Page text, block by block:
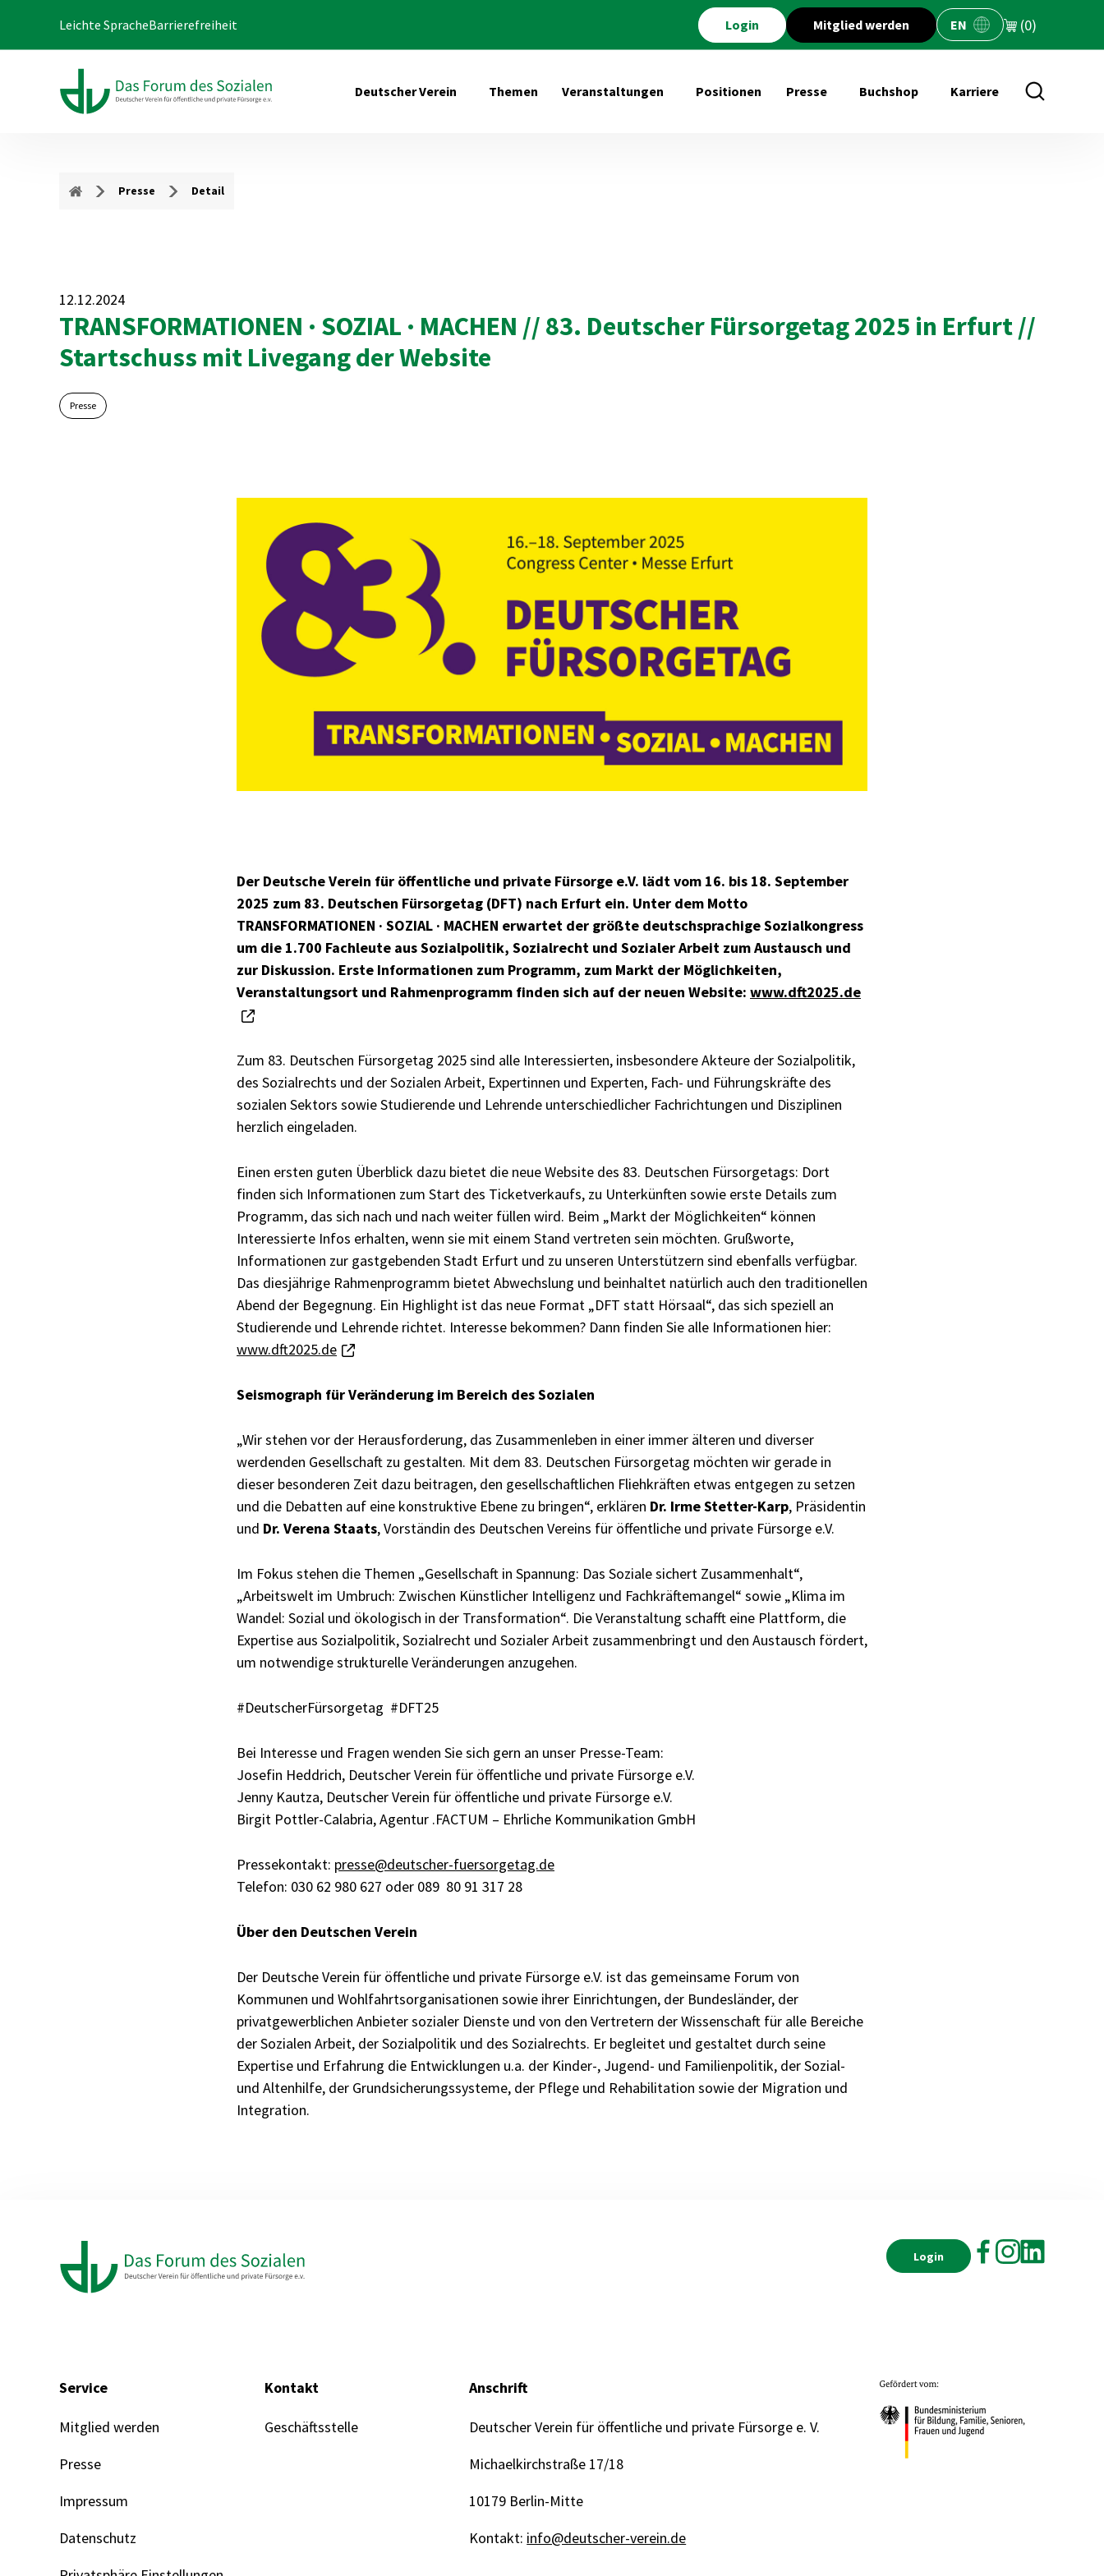
Leichte SpracheBarrierefreiheit Login Mitglied werden EN (0)
Deutscher Verein Themen Veranstaltungen Positionen Presse Buchshop
Untermenü öffnen für
Karriere
Presse Detail
12.12.2024
TRANSFORMATIONEN · SOZIAL · MACHEN // 83. Deutscher Fürsorgetag 2025 in Erfurt //
Startschuss mit Livegang der Website
Presse
Der Deutsche Verein für öffentliche und private Fürsorge e.V. lädt vom 16. bis 18. September
2025 zum 83. Deutschen Fürsorgetag (DFT) nach Erfurt ein. Unter dem Motto
TRANSFORMATIONEN · SOZIAL · MACHEN erwartet der größte deutschsprachige Sozialkongress
um die 1.700 Fachleute aus Sozialpolitik, Sozialrecht und Sozialer Arbeit zum Austausch und
zur Diskussion. Erste Informationen zum Programm, zum Markt der Möglichkeiten,
Veranstaltungsort und Rahmenprogramm finden sich auf der neuen Website: www.dft2025.de
Zum 83. Deutschen Fürsorgetag 2025 sind alle Interessierten, insbesondere Akteure der Sozialpolitik,
des Sozialrechts und der Sozialen Arbeit, Expertinnen und Experten, Fach- und Führungskräfte des
sozialen Sektors sowie Studierende und Lehrende unterschiedlicher Fachrichtungen und Disziplinen
herzlich eingeladen.
Einen ersten guten Überblick dazu bietet die neue Website des 83. Deutschen Fürsorgetags: Dort
finden sich Informationen zum Start des Ticketverkaufs, zu Unterkünften sowie erste Details zum
Programm, das sich nach und nach weiter füllen wird. Beim „Markt der Möglichkeiten“ können
Interessierte Infos erhalten, wenn sie mit einem Stand vertreten sein möchten. Grußworte,
Informationen zur gastgebenden Stadt Erfurt und zu unseren Unterstützern sind ebenfalls verfügbar.
Das diesjährige Rahmenprogramm bietet Abwechslung und beinhaltet natürlich auch den traditionellen
Abend der Begegnung. Ein Highlight ist das neue Format „DFT statt Hörsaal“, das sich speziell an
Studierende und Lehrende richtet. Interesse bekommen? Dann finden Sie alle Informationen hier:
www.dft2025.de
Seismograph für Veränderung im Bereich des Sozialen
„Wir stehen vor der Herausforderung, das Zusammenleben in einer immer älteren und diverser
werdenden Gesellschaft zu gestalten. Mit dem 83. Deutschen Fürsorgetag möchten wir gerade in
dieser besonderen Zeit dazu beitragen, den gesellschaftlichen Fliehkräften etwas entgegen zu setzen
und die Debatten auf eine konstruktive Ebene zu bringen“, erklären Dr. Irme Stetter-Karp, Präsidentin
und Dr. Verena Staats, Vorständin des Deutschen Vereins für öffentliche und private Fürsorge e.V.
Im Fokus stehen die Themen „Gesellschaft in Spannung: Das Soziale sichert Zusammenhalt“,
„Arbeitswelt im Umbruch: Zwischen Künstlicher Intelligenz und Fachkräftemangel“ sowie „Klima im
Wandel: Sozial und ökologisch in der Transformation“. Die Veranstaltung schafft eine Plattform, die
Expertise aus Sozialpolitik, Sozialrecht und Sozialer Arbeit zusammenbringt und den Austausch fördert,
um notwendige strukturelle Veränderungen anzugehen.
#DeutscherFürsorgetag #DFT25
Bei Interesse und Fragen wenden Sie sich gern an unser Presse-Team:
Josefin Heddrich, Deutscher Verein für öffentliche und private Fürsorge e.V.
Jenny Kautza, Deutscher Verein für öffentliche und private Fürsorge e.V.
Birgit Pottler-Calabria, Agentur .FACTUM – Ehrliche Kommunikation GmbH
Pressekontakt: presse@deutscher-fuersorgetag.de
Telefon: 030 62 980 627 oder 089 80 91 317 28
Über den Deutschen Verein
Der Deutsche Verein für öffentliche und private Fürsorge e.V. ist das gemeinsame Forum von
Kommunen und Wohlfahrtsorganisationen sowie ihrer Einrichtungen, der Bundesländer, der
privatgewerblichen Anbieter sozialer Dienste und von den Vertretern der Wissenschaft für alle Bereiche
der Sozialen Arbeit, der Sozialpolitik und des Sozialrechts. Er begleitet und gestaltet durch seine
Expertise und Erfahrung die Entwicklungen u.a. der Kinder-, Jugend- und Familienpolitik, der Sozial-
und Altenhilfe, der Grundsicherungssysteme, der Pflege und Rehabilitation sowie der Migration und
Integration.
Login
Service
Mitglied werden
Presse
Impressum
Datenschutz
Kontakt
Geschäftsstelle
Anschrift
Deutscher Verein für öffentliche und private Fürsorge e. V.
Michaelkirchstraße 17/18
10179 Berlin-Mitte
Kontakt: info@deutscher-verein.de